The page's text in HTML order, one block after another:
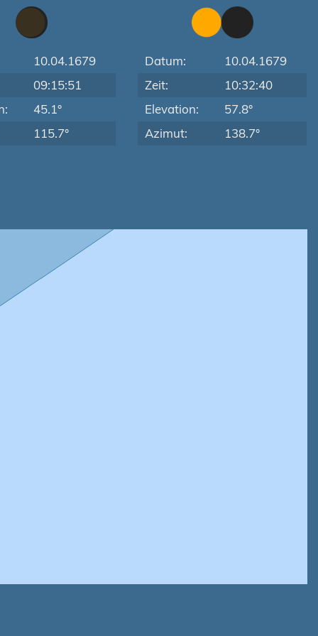
10.04.1679
09:15:51
45.1°
115.7°
Datum:
10.04.1679
Zeit:
10:32:40
Elevation:
57.8°
Azimut:
138.7°